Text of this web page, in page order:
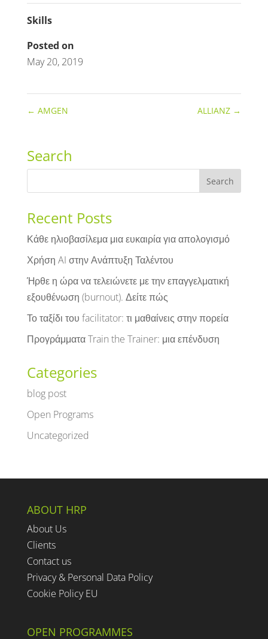
Skills
Posted on
May 20, 2019
← AMGEN ALLIANZ →
Search
Recent Posts
Κάθε ηλιοβασίλεμα μια ευκαιρία για απολογισμό
Χρήση AI στην Ανάπτυξη Ταλέντου
Ήρθε η ώρα να τελειώνετε με την επαγγελματική
εξουθένωση (burnout). Δείτε πώς
Το ταξίδι του facilitator: τι μαθαίνεις στην πορεία
Προγράμματα Train the Trainer: μια επένδυση
Categories
blog post
Open Programs
Uncategorized
ABOUT HRP
About Us
Clients
Contact us
Privacy & Personal Data Policy
Cookie Policy EU
OPEN PROGRAMMES